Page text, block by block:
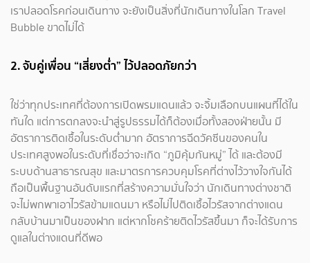
เราปลอดโรคก่อนเดินทาง จะยังเป็นสิ่งที่นักเดินทางในโลก Travel
Bubble ขาดไม่ได้
2. จับคู่เพื่อน “เสี่ยงต่ำ” ไว้ปลอดภัยกว่า
ใช่ว่าทุกประเทศที่ต้องการเปิดพรมแดนแล้ว จะจิ้มเลือกบนแผนที่ได้ใน
ทันใด แต่การตกลงจะนำสู่รูปธรรมได้ก็ต้องเมื่อทั้งสองฝ่ายนั้น มี
อัตราการติดเชื้อในระดับต่ำมาก อัตราการฉีดวัคซีนของคนใน
ประเทศสูงพอในระดับที่เชื่อว่าจะเกิด “ภูมิคุ้มกันหมู่” ได้ และต้องมี
ระบบด้านสาธารณสุข และมาตรการควบคุมโรคที่ต่างไว้วางใจกันได้
ถือเป็นพื้นฐานอันดับแรกที่สร้างความมั่นใจว่า นักเดินทางต่างชาติ
จะไม่พกพาเอาไวรัสข้ามแดนมา หรือไม่ไปติดเชื้อไวรัสจากต่างแดน
กลับบ้านมาเป็นของฝาก แต่หากโชคร้ายติดไวรัสขึ้นมา ก็จะได้รับการ
ดูแลในต่างแดนที่ดีพอ